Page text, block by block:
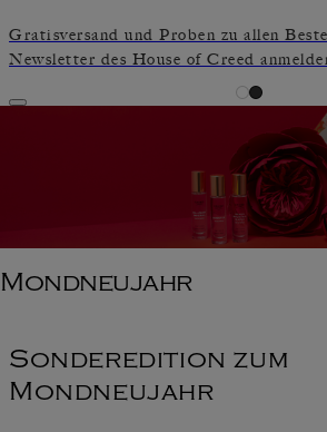
Gratisversand und Proben zu allen
Newsletter des House of Creed
Mondneujahr
Sonderedition zum
Mondneujahr